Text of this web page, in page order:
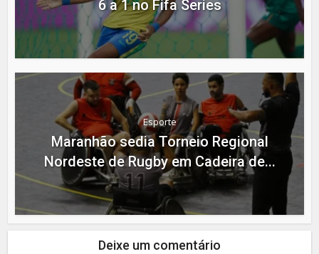
6 a 1 no Fifa Series
Esporte
Maranhão sedia Torneio Regional
Nordeste de Rugby em Cadeira de...
Deixe um comentário